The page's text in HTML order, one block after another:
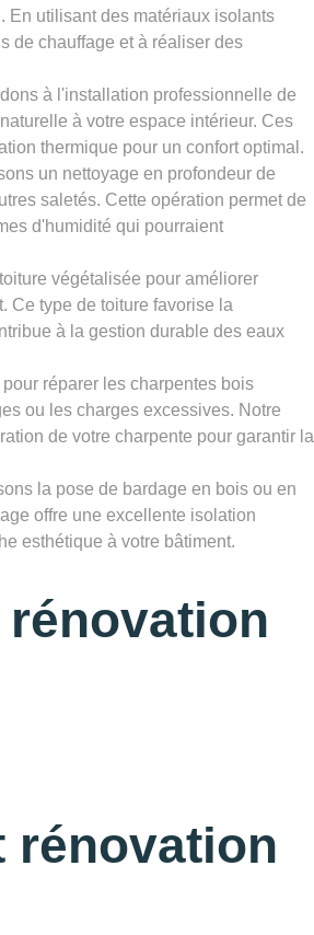
En utilisant des matériaux isolants
de chauffage et à réaliser des
à l'installation professionnelle de
à votre espace intérieur. Ces
thermique pour un confort optimal.
un nettoyage en profondeur de
saletés. Cette opération permet de
d'humidité qui pourraient
végétalisée pour améliorer
Ce type de toiture favorise la
à la gestion durable des eaux
réparer les charpentes bois
ou les charges excessives. Notre
de votre charpente pour garantir la
la pose de bardage en bois ou en
offre une excellente isolation
esthétique à votre bâtiment.
rénovation